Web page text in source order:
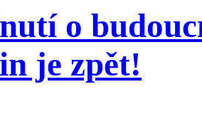
o
je zpět!